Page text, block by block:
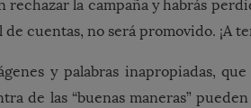
la campaña y habrás
cuentas, no será promovido. ¡A
y palabras inapropiadas,
de las “buenas maneras”